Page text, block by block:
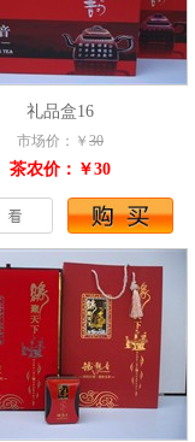
礼品盒16
市场价：￥ 30
茶农价：￥30